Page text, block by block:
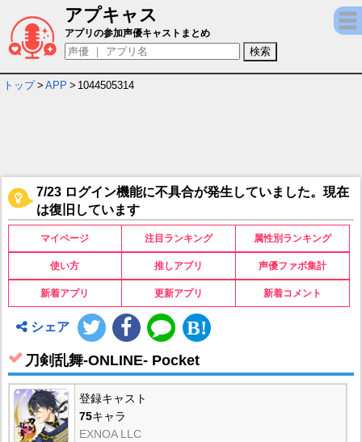
アプキャス
刀剣乱舞ONLINE キャラ＆声優（CV）一覧
アプリの参加声優キャストまとめ
トップ > APP > 1044505314
7/23 ログイン機能に不具合が発生していました。現在
は復旧しています
マイページ 注目ランキング 属性別ランキング
使い方 推しアプリ 声優ファボ集計
新着アプリ 更新アプリ 新着コメント
シェア
刀剣乱舞-ONLINE- Pocket
登録キャスト
75キャラ
EXNOA LLC